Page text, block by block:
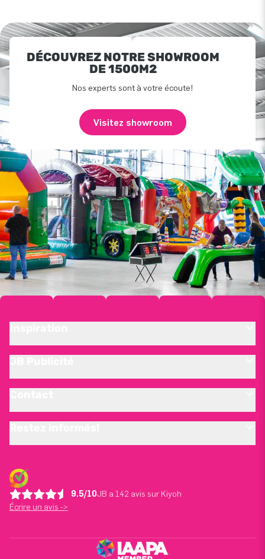
DÉCOUVREZ NOTRE SHOWROOM
DE 1500M2
Nos experts sont à votre écoute!
Visitez showroom
9.5/10JB a 142 avis sur Kiyoh
Écrire un avis ->